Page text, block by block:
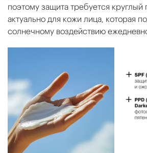
поэтому защита требуется
актуально для кожи лица, которая
солнечному воздействию